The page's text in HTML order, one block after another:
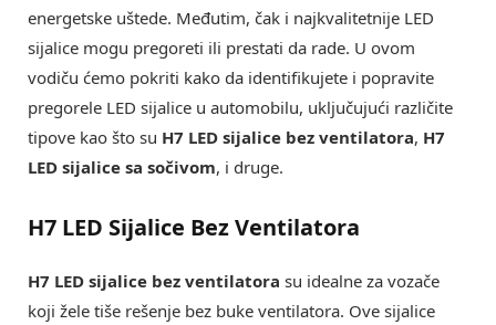
energetske uštede. Međutim, čak i najkvalitetnije LED
sijalice mogu pregoreti ili prestati da rade. U ovom
vodiču ćemo pokriti kako da identifikujete i popravite
pregorele LED sijalice u automobilu, uključujući različite
tipove kao što su H7 LED sijalice bez ventilatora, H7
LED sijalice sa sočivom, i druge.
H7 LED Sijalice Bez Ventilatora
H7 LED sijalice bez ventilatora su idealne za vozače
koji žele tiše rešenje bez buke ventilatora. Ove sijalice